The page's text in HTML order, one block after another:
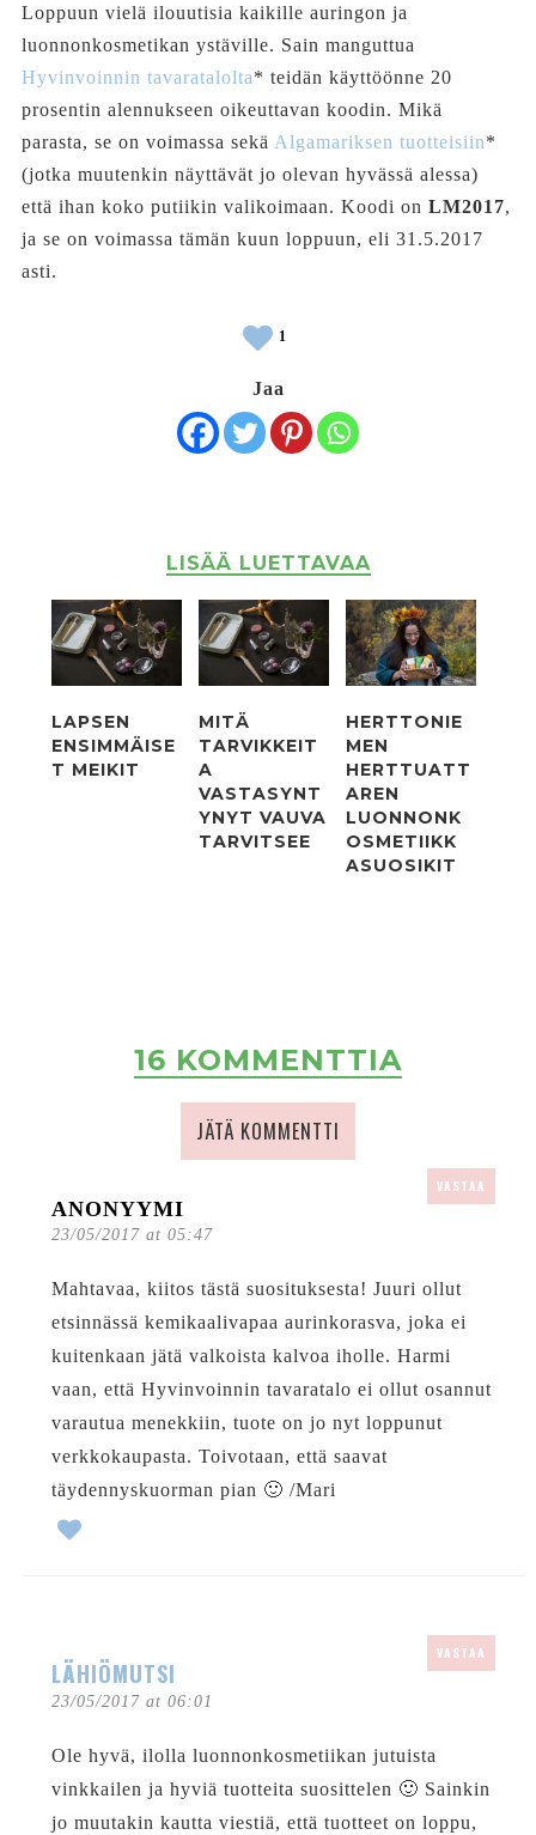
Loppuun vielä ilouutisia kaikille auringon ja
luonnonkosmetikan ystäville. Sain manguttua
Hyvinvoinnin tavaratalolta* teidän käyttöönne 20
prosentin alennukseen oikeuttavan koodin. Mikä
parasta, se on voimassa sekä Algamariksen tuotteisiin*
(jotka muutenkin näyttävät jo olevan hyvässä alessa)
että ihan koko putiikin valikoimaan. Koodi on LM2017,
ja se on voimassa tämän kuun loppuun, eli 31.5.2017
asti.
1
Jaa
LISÄÄ LUETTAVAA
LAPSEN
ENSIMMÄISE
T MEIKIT
MITÄ
TARVIKKEIT
A
VASTASYNT
YNYT VAUVA
TARVITSEE
HERTTONIE
MEN
HERTTUATT
AREN
LUONNONK
OSMETIIKK
A­SUOSIKIT
16 KOMMENTTIA
JÄTÄ KOMMENTTI
ANONYYMI
23/05/2017 at 05:47
VASTAA
Mahtavaa, kiitos tästä suosituksesta! Juuri ollut
etsinnässä kemikaalivapaa aurinkorasva, joka ei
kuitenkaan jätä valkoista kalvoa iholle. Harmi
vaan, että Hyvinvoinnin tavaratalo ei ollut osannut
varautua menekkiin, tuote on jo nyt loppunut
verkkokaupasta. Toivotaan, että saavat
täydennyskuorman pian 🙂 /Mari
LÄHIÖMUTSI
23/05/2017 at 06:01
VASTAA
Ole hyvä, ilolla luonnonkosmetiikan jutuista
vinkkailen ja hyviä tuotteita suosittelen 🙂 Sainkin
jo muutakin kautta viestiä, että tuotteet on loppu,